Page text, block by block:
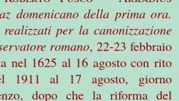
domenicano della prima ora.
per la canonizzazione
romano, 22-23 febbraio
nel 1625 al 16 agosto con rito
1911 al 17 agosto, giorno
dopo che la riforma del